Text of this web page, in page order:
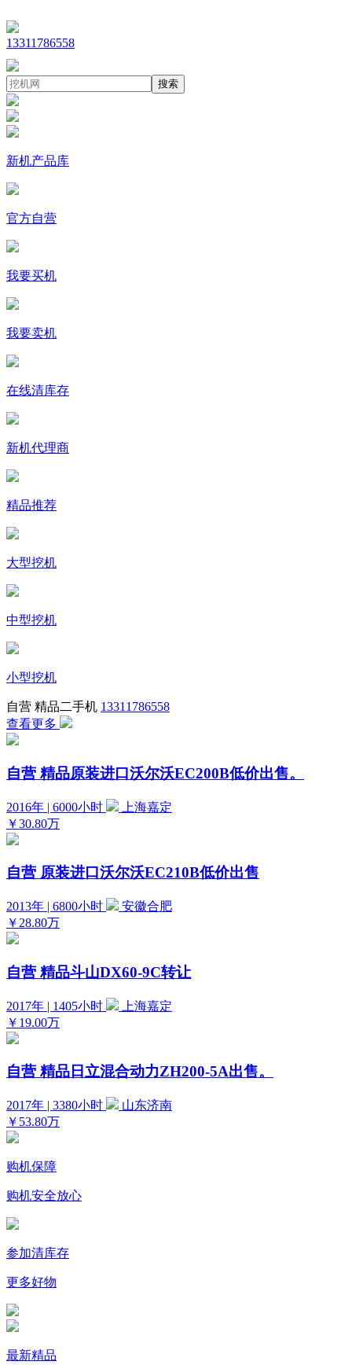
13311786558
搜索
新机产品库
官方自营
我要买机
我要卖机
在线清库存
新机代理商
精品推荐
大型挖机
中型挖机
小型挖机
自营 精品二手机 13311786558
查看更多
自营 精品原装进口沃尔沃EC200B低价出售。
2016年 | 6000小时
上海嘉定
￥30.80万
自营 原装进口沃尔沃EC210B低价出售
2013年 | 6800小时
安徽合肥
￥28.80万
自营 精品斗山DX60-9C转让
2017年 | 1405小时
上海嘉定
￥19.00万
自营 精品日立混合动力ZH200-5A出售。
2017年 | 3380小时
山东济南
￥53.80万
购机保障
购机安全放心
参加清库存
更多好物
最新精品